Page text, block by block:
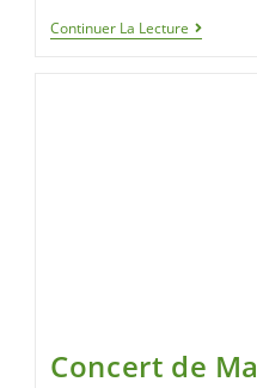
Continuer La Lecture
Concert de